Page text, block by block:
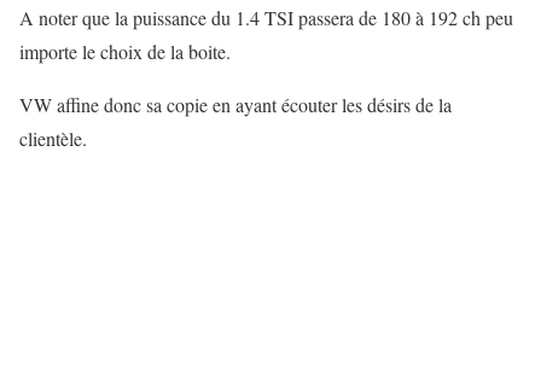
A noter que la puissance du 1.4 TSI passera de 180 à 192 ch peu
importe le choix de la boite.
VW affine donc sa copie en ayant écouter les désirs de la
clientèle.